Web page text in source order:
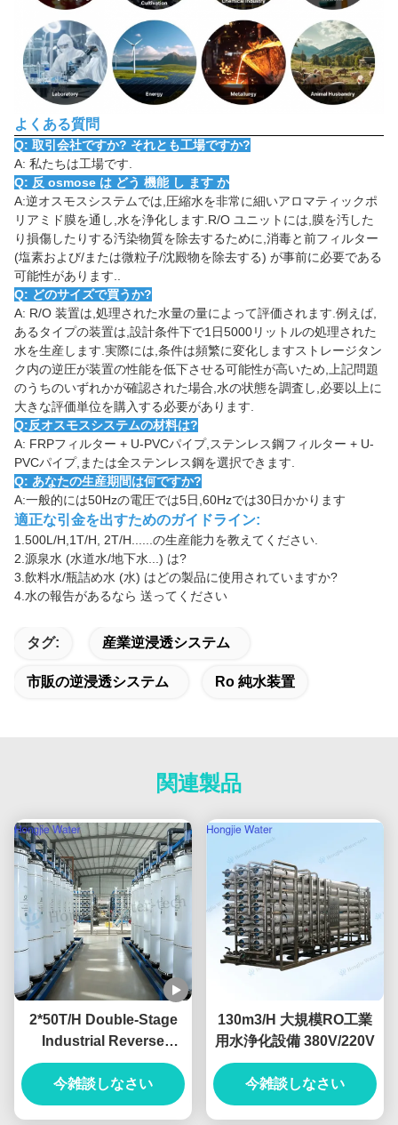
よくある質問
Q: 取引会社ですか? それとも工場ですか?
A: 私たちは工場です.
Q: 反 osmose は どう 機能 し ます か
A:逆オスモスシステムでは,圧縮水を非常に細いアロマティックポ
リアミド膜を通し,水を浄化します.R/O ユニットには,膜を汚した
り損傷したりする汚染物質を除去するために,消毒と前フィルター
(塩素および/または微粒子/沈殿物を除去する) が事前に必要である
可能性があります..
Q: どのサイズで買うか?
A: R/O 装置は,処理された水量の量によって評価されます.例えば,
あるタイプの装置は,設計条件下で1日5000リットルの処理された
水を生産します.実際には,条件は頻繁に変化しますストレージタン
ク内の逆圧が装置の性能を低下させる可能性が高いため,上記問題
のうちのいずれかが確認された場合,水の状態を調査し,必要以上に
大きな評価単位を購入する必要があります.
Q:反オスモスシステムの材料は?
A: FRPフィルター + U-PVCパイプ,ステンレス鋼フィルター + U-
PVCパイプ,または全ステンレス鋼を選択できます.
Q: あなたの生産期間は何ですか?
A:一般的には50Hzの電圧では5日,60Hzでは30日かかります
適正な引金を出すためのガイドライン:
1. 500L/H,1T/H, 2T/H......の生産能力を教えてください.
2. 源泉水 (水道水/地下水...) は?
3. 飲料水/瓶詰め水 (水) はどの製品に使用されていますか?
4. 水の報告があるなら 送ってください
タグ: 産業逆浸透システム
市販の逆浸透システム Ro 純水装置
関連製品
2*50T/H Double-Stage
Industrial Reverse
Osmosis Water System
Produced For Ultrapure
Water
今雑談しなさい
130m3/H 大規模RO工業
用水浄化設備 380V/220V
今雑談しなさい